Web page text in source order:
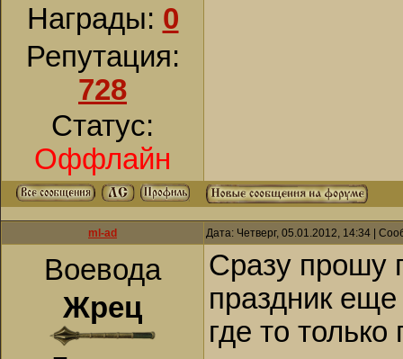
Награды: 0
Репутация:
728
Статус:
Оффлайн
ml-ad Дата: Четверг, 05.01.2012, 14:34 |
Воевода
Жрец
Сразу прошу
праздник
где то